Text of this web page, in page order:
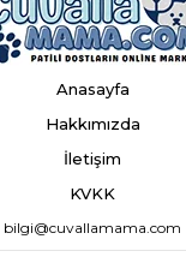
Anasayfa
Hakkımızda
İletişim
KVKK
bilgi@cuvallamama.com